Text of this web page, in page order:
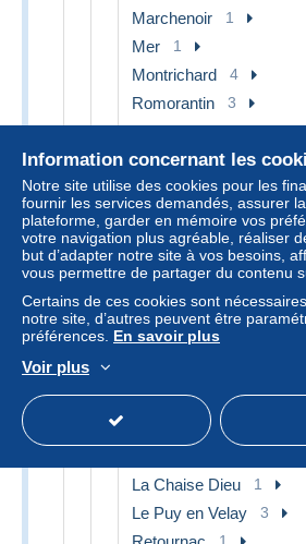
Marchenoir 1
Mer 1
Montrichard 4
Romorantin 3
Salbris 4
Selles sur Cher 1
Vendome 2
Autres & non classés
[42] Loire 14
Belmont de la Loire 1
Roanne 1
Saint Chamond
Autres & non classés 9
[43] Haute Loire
La Chaise Dieu 1
Le Puy en Velay 3
Information concernant les
Notre site utilise des cookies pour les
fournir les services demandés, assurer
plateforme, garder en mémoire vos
votre navigation plus agréable, réaliser
but d’adapter notre site à vos besoins,
vous permettre de partager du contenu
Certains de ces cookies sont
notre site, d’autres peuvent être
préférences. En savoir plus
Voir plus